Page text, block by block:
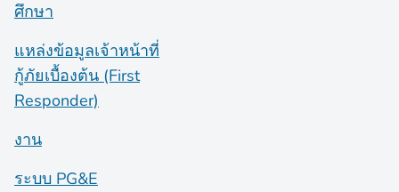
ศึกษา
แหล่งข้อมูลเจ้าหน้าที่
กู้ภัยเบื้องต้น (First
Responder)
งาน
ระบบ PG&E